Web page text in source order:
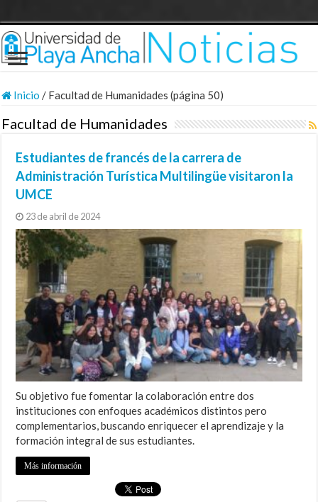
Inicio / Facultad de Humanidades (página 50)
Facultad de Humanidades
Estudiantes de francés de la carrera de
Administración Turística Multilingüe visitaron la
UMCE
23 de abril de 2024
Su objetivo fue fomentar la colaboración entre dos
instituciones con enfoques académicos distintos pero
complementarios, buscando enriquecer el aprendizaje y la
formación integral de sus estudiantes.
Más información